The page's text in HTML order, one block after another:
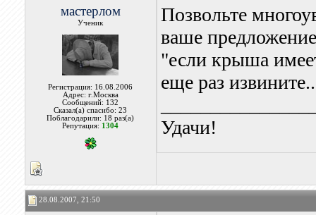
мастерлом
Ученик
Регистрация: 16.08.2006
Адрес: г.Москва
Сообщений: 132
Сказал(а) спасибо: 23
Поблагодарили: 18 раз(а)
Репутация: 1304
Позвольте
ваше
"если крыша
еще раз
Удачи!
28.08.2007, 21:50